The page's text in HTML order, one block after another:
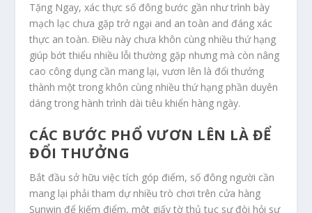
Tặng Ngay, xác thực số đông bước gần như trình bày
mạch lạc chưa gặp trở ngại and an toàn and đáng xác
thực an toàn. Điều này chưa khôn cùng nhiều thứ hạng
giúp bớt thiểu nhiều lỗi thường gặp nhưng mà còn nâng
cao công dụng cần mang lại, vươn lên là đổi thưởng
thành một trong khôn cùng nhiều thứ hạng phần duyên
dáng trong hành trình dài tiêu khiển hàng ngày.
CÁC BƯỚC PHỔ VƯƠN LÊN LÀ ĐỂ
ĐỔI THƯỞNG
Bắt đầu sở hữu việc tích góp điểm, số đông người cần
mang lại phải tham dự nhiều trò chơi trên cửa hàng
Sunwin để kiếm điểm, một giấy tờ thủ tục sự đòi hỏi sự